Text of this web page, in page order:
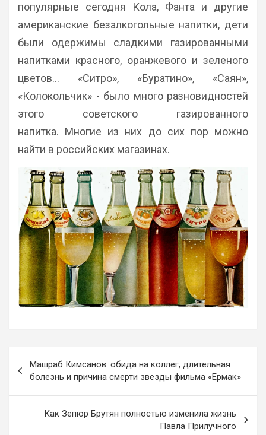
популярные сегодня Кола, Фанта и другие
американские безалкогольные напитки, дети
были одержимы сладкими газированными
напитками красного, оранжевого и зеленого
цветов... «Ситро», «Буратино», «Саян»,
«Колокольчик» - было много разновидностей
этого советского газированного
напитка. Многие из них до сих пор можно
найти в российских магазинах.
по
записям
Машраб Кимсанов: обида на коллег, длительная
болезнь и причина смерти звезды фильма «Ермак»
Как Зепюр Брутян полностью изменила жизнь
Павла Прилучного